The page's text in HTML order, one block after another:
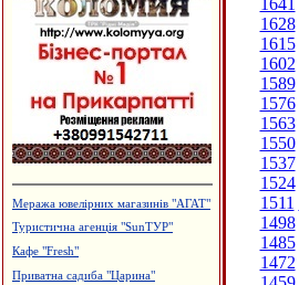
Меража ювелірних магазинів "АГАТ"
Туристична агенція "SunТУР"
Кафе "Fresh"
Приватна садиба "Царина"
1641
1628
1615
1602
1589
1576
1563
1550
1537
1524
1511
1498
1485
1472